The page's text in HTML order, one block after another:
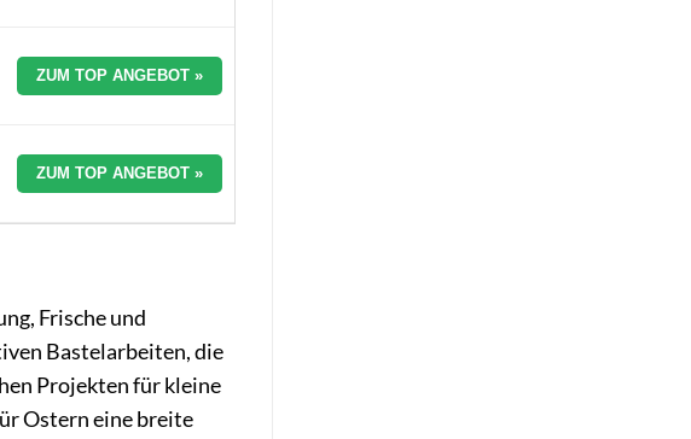
ZUM TOP ANGEBOT »
ZUM TOP ANGEBOT »
Frische und
Bastelarbeiten, die
Projekten für kleine
Ostern eine breite